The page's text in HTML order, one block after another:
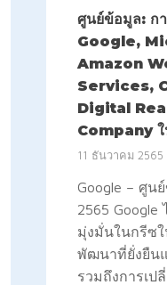
ศูนย์ข้อมูล: ก
Google,
Amazon
Services,
Digital
Company
11 ธันวาคม 2565
Google – ศูน
2565 Google
มุ่งมั่นในกรีซใ
พัฒนาที่ยั่งยืน
รวมถึงการเป